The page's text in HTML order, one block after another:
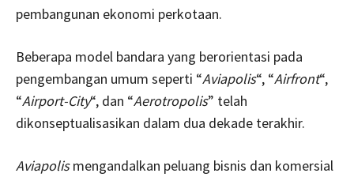
pembangunan ekonomi perkotaan.
Beberapa model bandara yang berorientasi pada
pengembangan umum seperti “Aviapolis“, “Airfront“,
“Airport-City“, dan “Aerotropolis” telah
dikonseptualisasikan dalam dua dekade terakhir.
Aviapolismengandalkan peluang bisnis dan komersial